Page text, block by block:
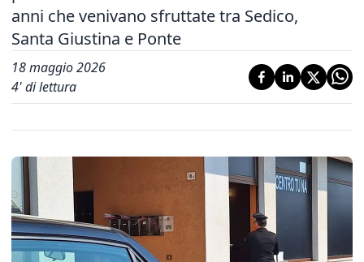
anni che venivano sfruttate tra Sedico,
Santa Giustina e Ponte
18 maggio 2026
4' di lettura